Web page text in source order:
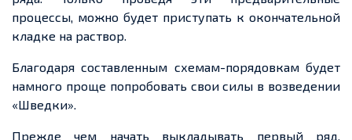
процессы, можно будет приступать к окончательной
кладке на раствор.
Благодаря составленным схемам-порядовкам будет
намного проще попробовать свои силы в возведении
«Шведки».
Прежде чем начать выкладывать первый ряд,